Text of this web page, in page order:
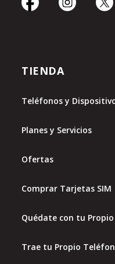
TIENDA
Teléfonos y
Planes y Servicios
Ofertas
Comprar Tarjetas SIM
Quédate con tu
Trae tu Propio